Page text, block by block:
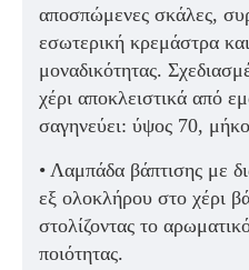
αποσπώμενες σκάλες,
εσωτερική κρεμάστρα
μοναδικότητας.
χέρι αποκλειστικά από
σαγηνεύει: ύψος 70,
• Λαμπάδα βάπτισης με
εξ ολοκλήρου στο χέρι
στολίζοντας το
ποιότητας.